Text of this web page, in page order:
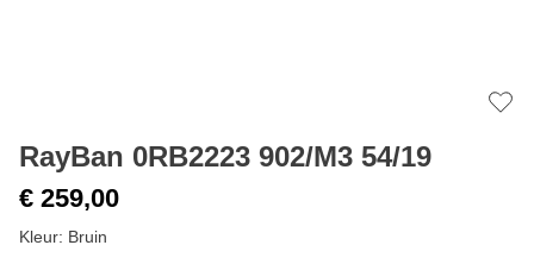
RayBan 0RB2223 902/M3 54/19
€ 259,00
Kleur: Bruin